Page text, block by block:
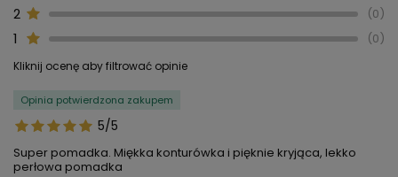
2 0
1 0
Kliknij ocenę aby filtrować opinie
5/5
Opinia potwierdzona zakupem
Super pomadka. Miękka konturówka i pięknie kryjąca, lekko
perłowa pomadka